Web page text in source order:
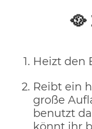
Heizt den
Reibt ein
große
benutzt